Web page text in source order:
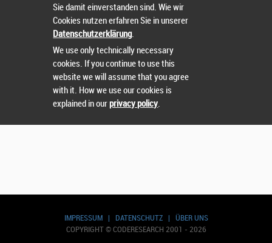
IMPRESSUM| DATENSCHUTZ| ÜBER UNS
COPYRIGHT © CODERESEARCH 2001 - 2026
Sie damit einverstanden sind. Wie wir
Cookies nutzen erfahren Sie in unserer
Datenschutzerklärung.
We use only technically necessary
cookies. If you continue to use this
website we will assume that you agree
with it. How we use our cookies is
explained in ourprivacy policy.